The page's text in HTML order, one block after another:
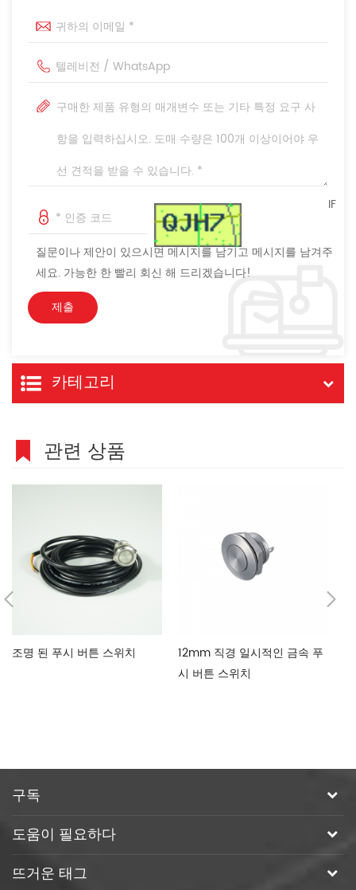
IF
질문이나 제안이 있으시면 메시지를 남기고 메시지를 남겨주
세요. 가능한 한 빨리 회신 해 드리겠습니다!
카테고리
관련 상품
조명 된 푸시 버튼 스위치
12mm 직경 일시적인 금속 푸
시 버튼 스위치
구독
도움이 필요하다
뜨거운 태그